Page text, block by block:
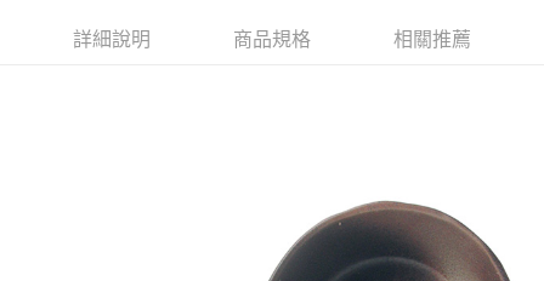
黑貓外島宅配
詳細說明 商品規格 相關推薦